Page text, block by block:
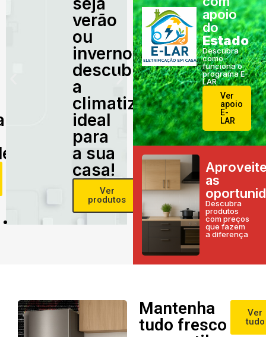
verão
ou
inverno,
descubra
a
climatização
ideal
para
a sua
casa!
Ver
produtos
apoio
do
Estado
Descubra
como
funciona o
programa E-
LAR
Ver
apoio
E-
LAR
as
Descubra
produtos
com preços
que fazem
a diferença
Mantenha
tudo fresco
Ver
tudo